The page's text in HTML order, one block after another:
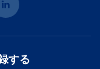
する